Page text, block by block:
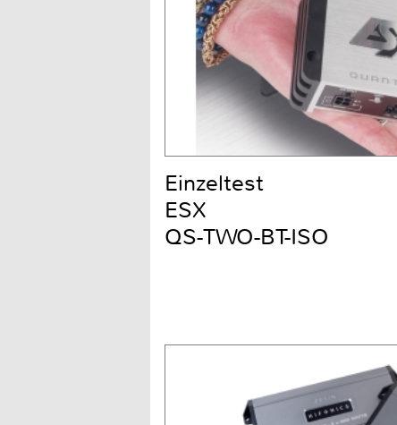
Einzeltest
ESX
QS-TWO-BT-ISO